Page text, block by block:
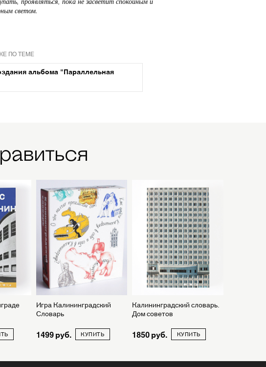
светом.
ПО ТЕМЕ
альбома "Параллельная
Игра Калининградский
Словарь
1499 КУПИТЬ
Калининградский словарь.
Дом советов
1850 КУПИТЬ